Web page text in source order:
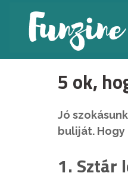
5 ok,
Jó
buliját.
1. Sztár